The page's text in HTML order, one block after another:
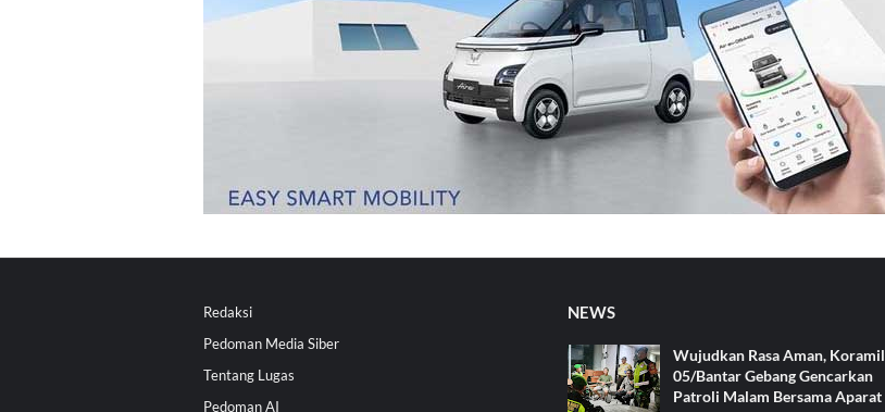
Redaksi
Pedoman Media Siber
Tentang Lugas
Pedoman AI
NEWS
Wujudkan Rasa Aman, Koramil
05/Bantar Gebang Gencarkan
Patroli Malam Bersama Aparat